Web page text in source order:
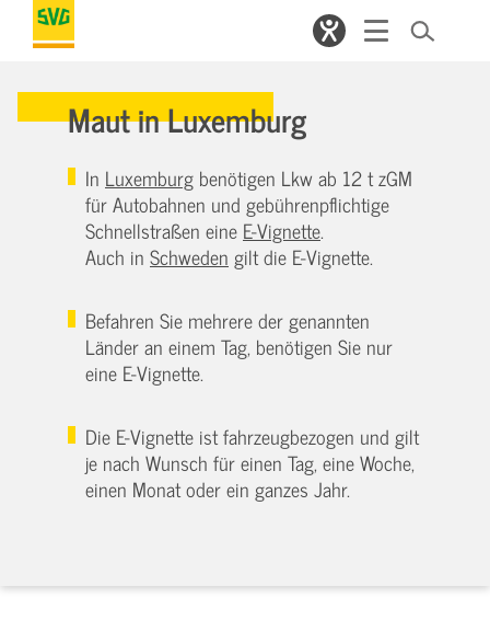
Maut in Luxemburg
In Luxemburg benötigen Lkw ab 12 t zGM
für Autobahnen und gebührenpflichtige
Schnellstraßen eine E-Vignette.
Auch in Schweden gilt die E-Vignette.
Befahren Sie mehrere der genannten
Länder an einem Tag, benötigen Sie nur
eine E-Vignette.
Die E-Vignette ist fahrzeugbezogen und gilt
je nach Wunsch für einen Tag, eine Woche,
einen Monat oder ein ganzes Jahr.